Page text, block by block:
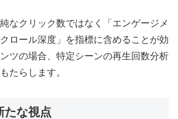
なクリック数ではなく「エンゲージメ
ロール深度」を指標に含めることが効
ツの場合、特定シーンの再生回数分析
たらします。
たな視点